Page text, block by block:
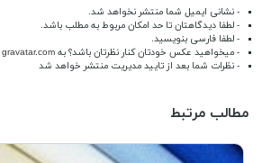
- نشانی ایمیل شما منتشر نخواهد شد.
- لطفا دیدگاهتان تا حد امکان مربوط به مطلب باشد.
- لطفا فارسی بنویسید.
- میخواهید عکس خودتان کنار نظرتان باشد؟ به gravatar.com
- نظرات شما بعد از تایید مدیریت منتشر خواهد شد
مطالب مرتبط